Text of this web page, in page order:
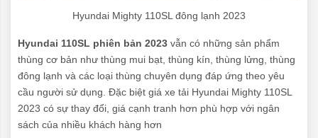
Hyundai Mighty 110SL đông lạnh 2023
Hyundai 110SL phiên bản 2023 vẫn có những sản phẩm
thùng cơ bản như thùng mui bạt, thùng kín, thùng lửng, thùng
đông lạnh và các loại thùng chuyên dụng đáp ứng theo yêu
cầu người sử dụng. Đặc biệt giá xe tải Hyundai Mighty 110SL
2023 có sự thay đổi, giá cạnh tranh hơn phù hợp với ngân
sách của nhiều khách hàng hơn